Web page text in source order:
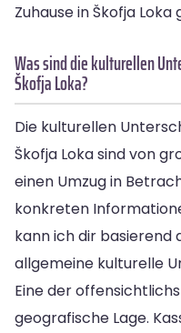
Zuhause in Škofja
Was sind die kulturellen
Škofja Loka?
Die kulturellen
Škofja Loka sind von
einen Umzug in
konkreten
kann ich dir basierend
allgemeine kulturelle
Eine der
geografische Lage.